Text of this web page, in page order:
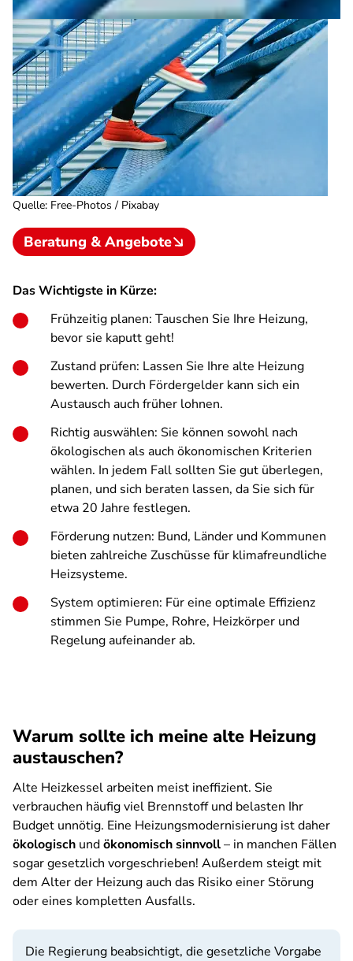
Quelle: Free-Photos / Pixabay
Beratung & Angebote
Das Wichtigste in Kürze:
Frühzeitig planen: Tauschen Sie Ihre Heizung,
bevor sie kaputt geht!
Zustand prüfen: Lassen Sie Ihre alte Heizung
bewerten. Durch Fördergelder kann sich ein
Austausch auch früher lohnen.
Richtig auswählen: Sie können sowohl nach
ökologischen als auch ökonomischen Kriterien
wählen. In jedem Fall sollten Sie gut überlegen,
planen, und sich beraten lassen, da Sie sich für
etwa 20 Jahre festlegen.
Förderung nutzen: Bund, Länder und Kommunen
bieten zahlreiche Zuschüsse für klimafreundliche
Heizsysteme.
System optimieren: Für eine optimale Effizienz
stimmen Sie Pumpe, Rohre, Heizkörper und
Regelung aufeinander ab.
Warum sollte ich meine alte Heizung
austauschen?
Alte Heizkessel arbeiten meist ineffizient. Sie
verbrauchen häufig viel Brennstoff und belasten Ihr
Budget unnötig. Eine Heizungsmodernisierung ist daher
ökologisch undökonomisch sinnvoll– in manchen Fällen
sogar gesetzlich vorgeschrieben! Außerdem steigt mit
dem Alter der Heizung auch das Risiko einer Störung
oder eines kompletten Ausfalls.
Die Regierung beabsichtigt, die gesetzliche Vorgabe